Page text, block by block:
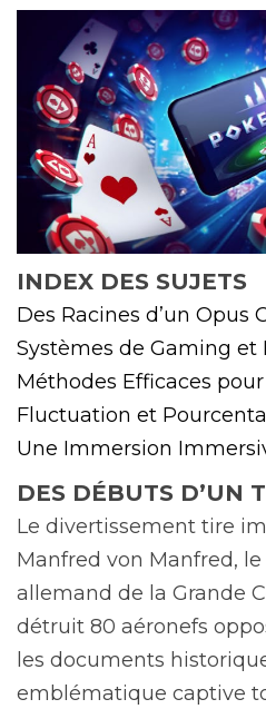
INDEX DES SUJETS
Des Racines d’un Opus
Systèmes de Gaming et
Méthodes Efficaces
Fluctuation et
Une Immersion
DES DÉBUTS D’UN
Le divertissement tire
Manfred von Manfred,
allemand de la Grande
détruit 80 aéronefs
les documents
emblématique captive